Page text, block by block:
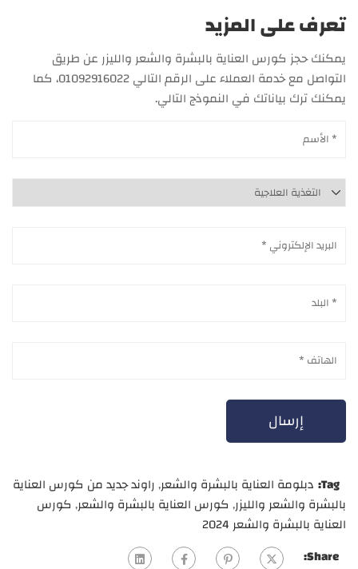
تعرف على المزيد
يمكنك حجز كورس العناية بالبشرة والشعر والليزر عن طريق
التواصل مع خدمة العملاء على الرقم التالي 01092916022، كما
يمكنك ترك بياناتك في النموذج التالي.
Tag: دبلومة العناية بالبشرة والشعر,راوند جديد من كورس العناية
بالبشرة والشعر والليزر, كورس العناية بالبشرة والشعر, كورس
العناية بالبشرة والشعر 2024
Share: